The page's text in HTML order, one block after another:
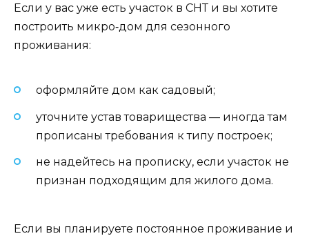
Если у вас уже есть участок в СНТ и вы хотите
построить микро‑дом для сезонного
проживания:
оформляйте дом как садовый;
уточните устав товарищества — иногда там
прописаны требования к типу построек;
не надейтесь на прописку, если участок не
признан подходящим для жилого дома.
Если вы планируете постоянное проживание и